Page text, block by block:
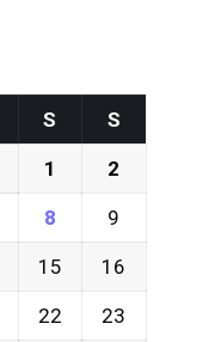
S S
1 2
8 9
15 16
22 23